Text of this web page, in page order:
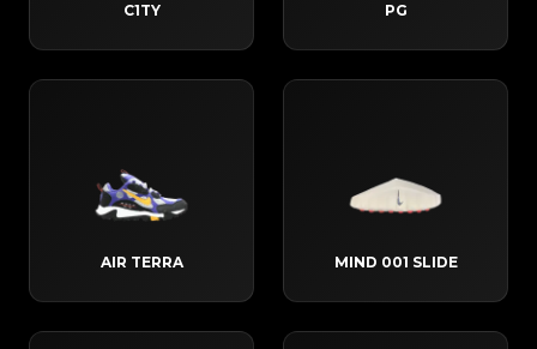
C1TY PG
AIR TERRA MIND 001 SLIDE